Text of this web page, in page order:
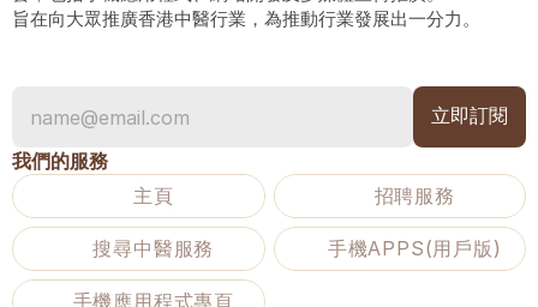
旨在向大眾推廣香港中醫行業，為推動行業發展出一分力。
我們的服務
主頁
招聘服務
搜尋中醫服務 手機APPS(用戶版)
手機應用程式專頁